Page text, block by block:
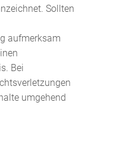
Sollten
aufmerksam
Bei
umgehend